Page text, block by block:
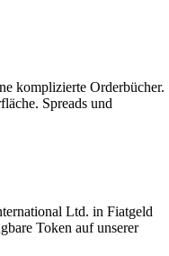
komplizierte Orderbücher.
Spreads und
Ltd. in Fiatgeld
Token auf unserer